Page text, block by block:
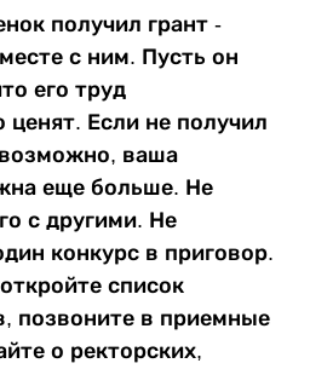
получил грант -
с ним. Пусть он
его труд
ценят. Если не получил
ваша
еще больше. Не
с другими. Не
конкурс в приговор.
список
позвоните в приемные
о ректорских,